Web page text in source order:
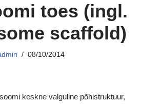
toes (ingl.
scaffold)
08/10/2014
keskne valguline põhistruktuur,